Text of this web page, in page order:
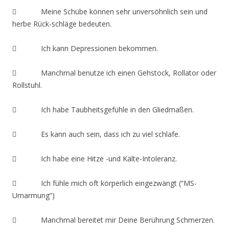
 Meine Schübe können sehr unversöhnlich sein und
herbe Rück-schläge bedeuten.
 Ich kann Depressionen bekommen.
 Manchmal benutze ich einen Gehstock, Rollator oder
Rollstuhl.
 Ich habe Taubheitsgefühle in den Gliedmaßen.
 Es kann auch sein, dass ich zu viel schlafe.
 Ich habe eine Hitze -und Kälte-Intoleranz.
 Ich fühle mich oft körperlich eingezwängt (“MS-
Umarmung”)
 Manchmal bereitet mir Deine Berührung Schmerzen.